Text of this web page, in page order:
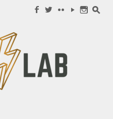
f w c y n s